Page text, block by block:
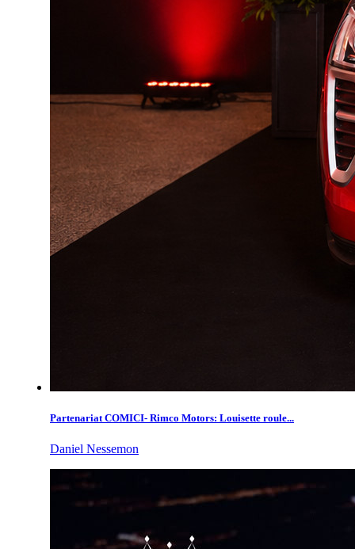
Partenariat COMICI- Rimco Motors: Louisette roule...
Daniel Nessemon